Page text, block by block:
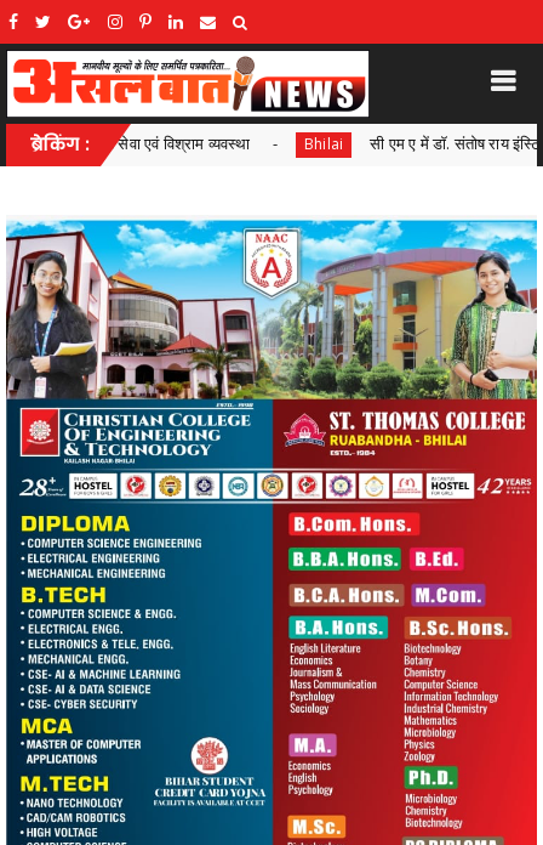
ब्रेकिंग :
Bhilai सी एम ए में डॉ. संतोष राय इंस्टिट्यूट के गुरकीरत सिंह भंगू ने ऑल इंडिया रैंक 04 एवं